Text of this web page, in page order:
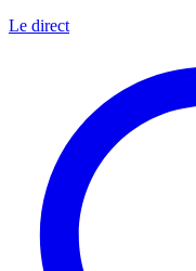
Le direct